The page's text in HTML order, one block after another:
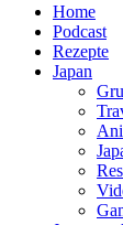
Home
Podcast
Rezepte
Japan